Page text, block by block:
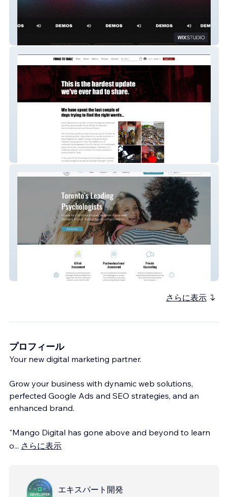
Forge To Table
VMA Psych
さらに表示
プロフィール
Your new digital marketing partner.
Grow your business with dynamic web solutions,
perfected Google Ads and SEO strategies, and an
enhanced brand.
"Mango Digital has gone above and beyond to learn
o... さらに表示
エキスパート開発